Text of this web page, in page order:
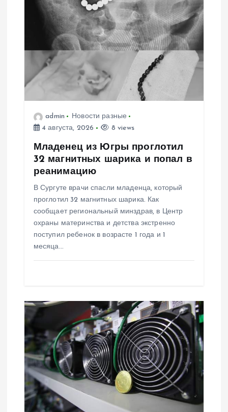
я
о
admin
Новости разные
4 августа, 2026
8 views
Младенец из Югры проглотил
32 магнитных шарика и попал в
реанимацию
В Сургуте врачи спасли младенца, который
проглотил 32 магнитных шарика. Как
сообщает региональный минздрав, в Центр
охраны материнства и детства экстренно
поступил ребенок в возрасте 1 года и 1
месяца…